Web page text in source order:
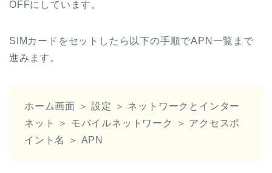
OFFにしています。
SIMカードをセットしたら以下の手順でAPN一覧まで
進みます。
ホーム画面 ＞ 設定 ＞ ネットワークとインター
ネット ＞ モバイルネットワーク ＞ アクセスポ
イント名 ＞ APN